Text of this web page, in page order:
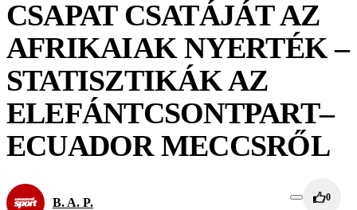
CSAPAT CSATÁJÁT AZ
AFRIKAIAK NYERTÉK –
STATISZTIKÁK AZ
ELEFÁNTCSONTPART–
ECUADOR MECCSRŐL
B. A. P. 0